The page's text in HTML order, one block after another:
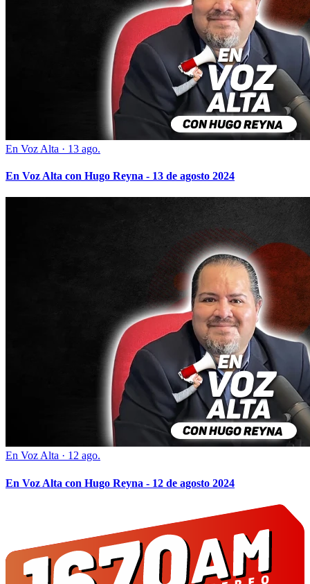
En Voz Alta · 13 ago.
En Voz Alta con Hugo Reyna - 13 de agosto 2024
En Voz Alta · 12 ago.
En Voz Alta con Hugo Reyna - 12 de agosto 2024